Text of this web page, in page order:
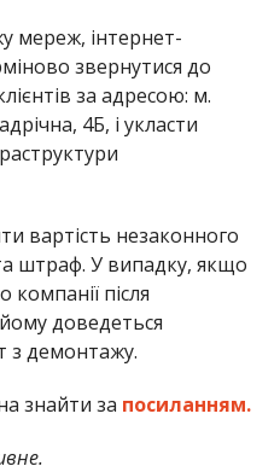
мереж, інтернет-
звернутися до
за адресою: м.
4Б, і укласти
вартість незаконного
штраф. У випадку, якщо
після
доведеться
з демонтажу.
знайти за посиланням.